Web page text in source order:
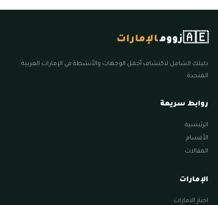
🇦🇪زوومالإمارات
دليلك الشامل لاكتشاف أجمل الوجهات والأنشطة في الإمارات العربية
المتحدة.
روابط سريعة
الرئيسية
الأقسام
المقالات
الإمارات
اخبار الامارات